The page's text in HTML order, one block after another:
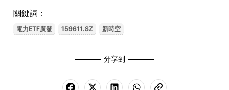
關鍵詞：
電力ETF廣發 159611.SZ 新時空
分享到